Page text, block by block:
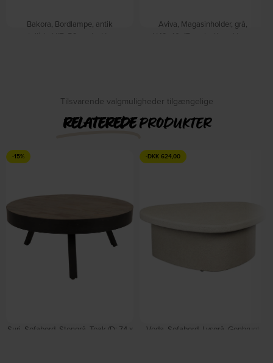
Bakora, Bordlampe, antik
metallisk, H17x52 cm by House
Aviva, Magasinholder, grå,
H42x40x17 cm by Kave Home
Tilsvarende valgmuligheder tilgængelige
RELATEREDEPRODUKTER
-15%
Suri, Sofabord, Stengrå, Teak (D: 74 x
-DKK 624,00
Veda, Sofabord, Lysgrå, Genbrugt